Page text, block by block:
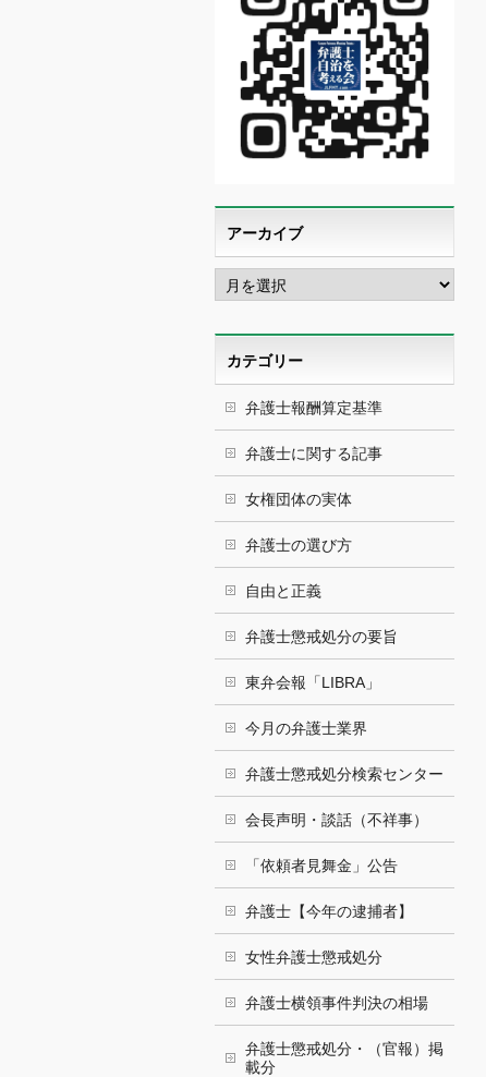
アーカイブ
ア
ー
イ
ブカテゴリー
弁護士報酬算定基準
弁護士に関する記事
女権団体の実体
弁護士の選び方
自由と正義
弁護士懲戒処分の要旨
東弁会報「LIBRA」
今月の弁護士業界
弁護士懲戒処分検索センター
会長声明・談話（不祥事）
「依頼者見舞金」公告
弁護士【今年の逮捕者】
女性弁護士懲戒処分
弁護士横領事件判決の相場
弁護士懲戒処分・（官報）掲
載分